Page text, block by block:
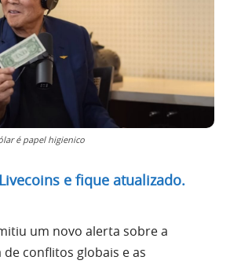
é papel higienico
e fique atualizado.
um novo alerta sobre a
de conflitos globais e as